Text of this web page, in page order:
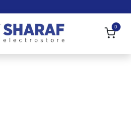
0